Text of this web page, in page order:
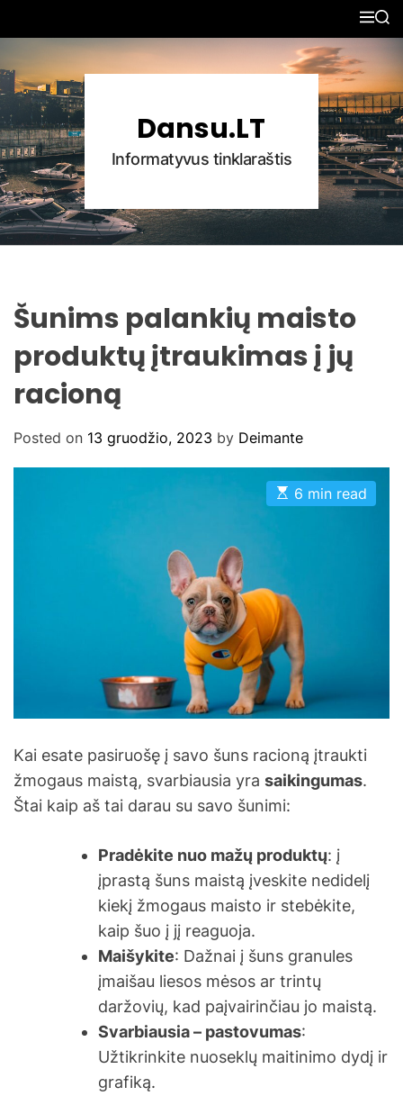
p
t
o
c
o
n
t
e
M
U
S
C
H
Dansu.LT
Informatyvus tinklaraštis
Šunims palankių maisto
produktų įtraukimas į jų
racioną
Posted on 13 gruodžio, 2023 by Deimante
E
s
e
d
r
e
a
d
t
i
m
e
6 min read
Kai esate pasiruošę į savo šuns racioną įtraukti
žmogaus maistą, svarbiausia yra saikingumas.
Štai kaip aš tai darau su savo šunimi:
Pradėkite nuo mažų produktų: į
įprastą šuns maistą įveskite nedidelį
kiekį žmogaus maisto ir stebėkite,
kaip šuo į jį reaguoja.
Maišykite: Dažnai į šuns granules
įmaišau liesos mėsos ar trintų
daržovių, kad paįvairinčiau jo maistą.
Svarbiausia – pastovumas:
Užtikrinkite nuoseklų maitinimo dydį ir
grafiką.